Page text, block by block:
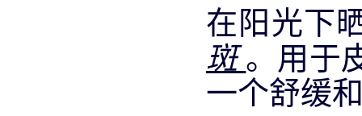
在阳光下
斑。用于
一个舒缓